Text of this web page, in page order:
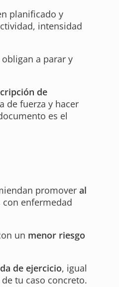
planificado y
intensidad
a parar y
de
de fuerza y hacer
es el
promover al
enfermedad
un menor riesgo
de ejercicio, igual
tu caso concreto.